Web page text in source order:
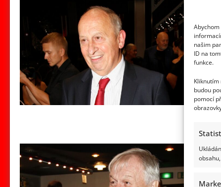
našim
ID na
funkce.
budou
pomocí